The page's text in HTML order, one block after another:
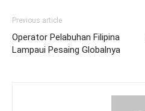
Previous article
Operator Pelabuhan Filipina
Lampaui Pesaing Globalnya